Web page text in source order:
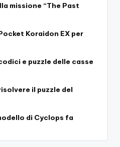
missione “The Past
Koraidon EX per
e puzzle delle casse
il puzzle del
di Cyclops fa